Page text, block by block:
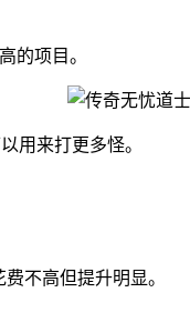
的项目。
用来打更多怪。
不高但提升明显。